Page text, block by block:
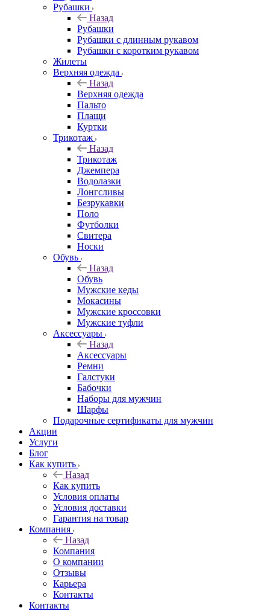
Рубашки
Назад
Рубашки
Рубашки с длинным рукавом
Рубашки с коротким рукавом
Жилеты
Верхняя одежда
Назад
Верхняя одежда
Пальто
Плащи
Куртки
Трикотаж
Назад
Трикотаж
Джемпера
Водолазки
Лонгсливы
Безрукавки
Поло
Футболки
Свитера
Носки
Обувь
Назад
Обувь
Мужские кеды
Мокасины
Мужские кроссовки
Мужские туфли
Аксессуары
Назад
Аксессуары
Ремни
Галстуки
Бабочки
Наборы для мужчин
Шарфы
Подарочные сертификаты для мужчин
Акции
Услуги
Блог
Как купить
Назад
Как купить
Условия оплаты
Условия доставки
Гарантия на товар
Компания
Назад
Компания
О компании
Отзывы
Карьера
Контакты
Контакты